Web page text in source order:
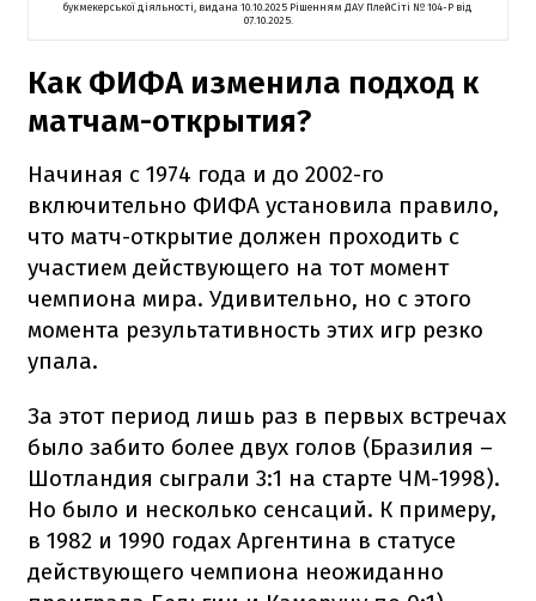
букмекерської діяльності, видана 10.10.2025 Рішенням ДАУ ПлейСіті № 104-P від
07.10.2025.
Как ФИФА изменила подход к
матчам-открытия?
Начиная с 1974 года и до 2002-го
включительно ФИФА установила правило,
что матч-открытие должен проходить с
участием действующего на тот момент
чемпиона мира. Удивительно, но с этого
момента результативность этих игр резко
упала.
За этот период лишь раз в первых встречах
было забито более двух голов (Бразилия –
Шотландия сыграли 3:1 на старте ЧМ-1998).
Но было и несколько сенсаций. К примеру,
в 1982 и 1990 годах Аргентина в статусе
действующего чемпиона неожиданно